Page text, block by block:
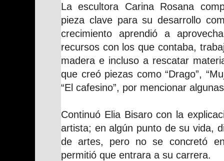
La escultora Carina Rosana
pieza clave para su desarrollo
crecimiento aprendió a
recursos con los que contaba,
madera e incluso a rescatar
que creó piezas como “Drago”,
“El cafesino”, por mencionar
Continuó Elia Bisaro con la
artista; en algún punto de su vida,
de artes, pero no se concretó
permitió que entrara a su carrera.